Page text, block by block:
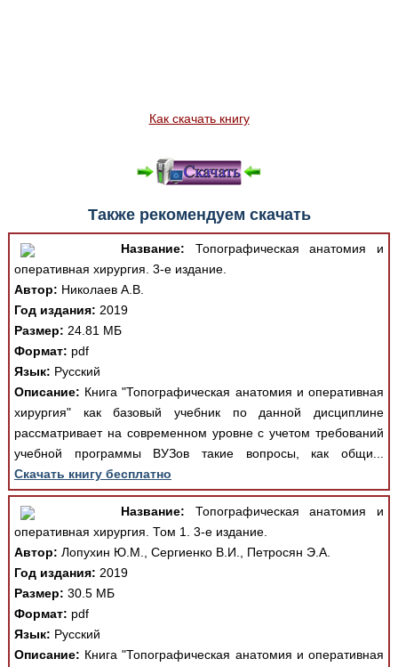
Как скачать книгу
Также рекомендуем скачать
Название: Топографическая анатомия и
оперативная хирургия. 3-е издание.
Автор: Николаев А.В.
Год издания: 2019
Размер: 24.81 МБ
Формат: pdf
Язык: Русский
Описание: Книга "Топографическая анатомия и оперативная
хирургия" как базовый учебник по данной дисциплине
рассматривает на современном уровне с учетом требований
учебной программы ВУЗов такие вопросы, как общи...
Скачать книгу бесплатно
Название: Топографическая анатомия и
оперативная хирургия. Том 1. 3-е издание.
Автор: Лопухин Ю.М., Сергиенко В.И., Петросян Э.А.
Год издания: 2019
Размер: 30.5 МБ
Формат: pdf
Язык: Русский
Описание: Книга "Топографическая анатомия и оперативная